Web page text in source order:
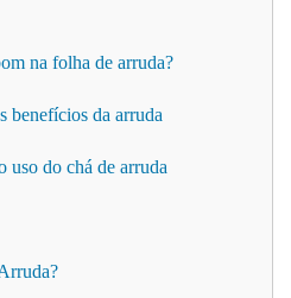
na folha de arruda?
benefícios da arruda
uso do chá de arruda